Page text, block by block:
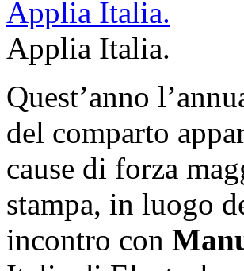
Applia Italia.
Quest’anno
del comparto
cause di forza
stampa, in luogo
incontro con